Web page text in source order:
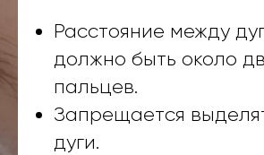
Расстояние между
должно быть около
пальцев.
Запрещается
дуги.